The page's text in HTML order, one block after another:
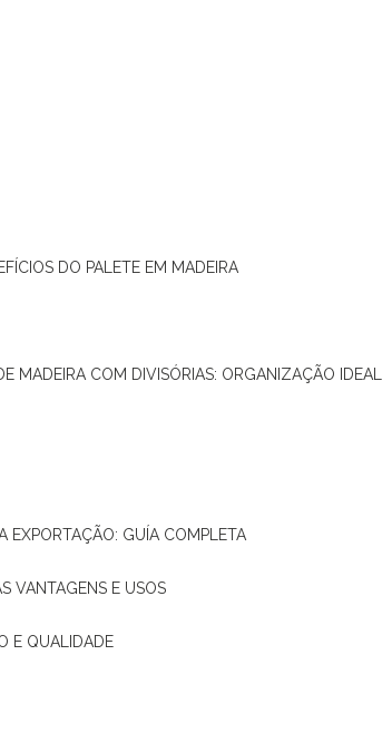
DO PALETE EM MADEIRA
DE MADEIRA COM DIVISÓRIAS: ORGANIZAÇÃO IDEAL
EXPORTAÇÃO: GUÍA COMPLETA
VANTAGENS E USOS
E QUALIDADE